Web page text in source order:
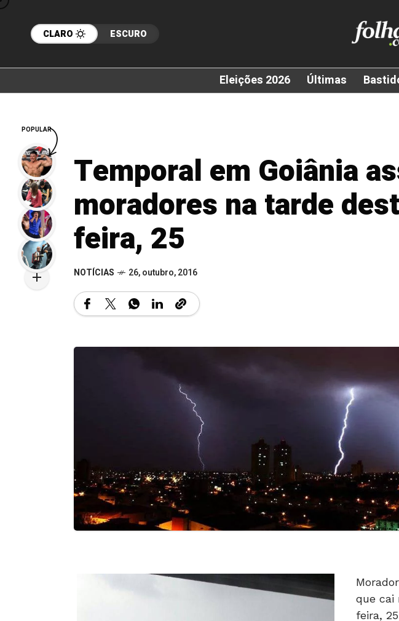
CLARO ESCURO
Eleições 2026 Últimas
Temporal em Goiânia
moradores na tarde
feira, 25
NOTÍCIAS 26, outubro, 2016
que cai
feira,
POPULAR